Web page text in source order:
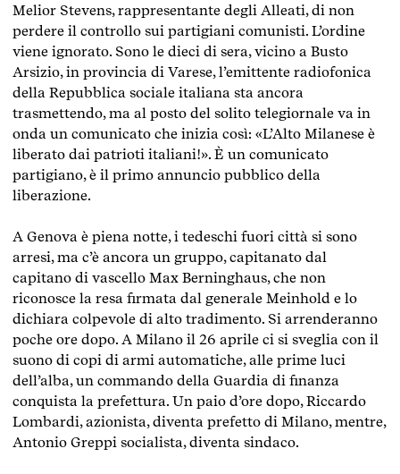
Melior Stevens, rappresentante degli Alleati, di non
perdere il controllo sui partigiani comunisti. L’ordine
viene ignorato. Sono le dieci di sera, vicino a Busto
Arsizio, in provincia di Varese, l’emittente radiofonica
della Repubblica sociale italiana sta ancora
trasmettendo, ma al posto del solito telegiornale va in
onda un comunicato che inizia così: «L’Alto Milanese è
liberato dai patrioti italiani!». È un comunicato
partigiano, è il primo annuncio pubblico della
liberazione.
A Genova è piena notte, i tedeschi fuori città si sono
arresi, ma c’è ancora un gruppo, capitanato dal
capitano di vascello Max Berninghaus, che non
riconosce la resa firmata dal generale Meinhold e lo
dichiara colpevole di alto tradimento. Si arrenderanno
poche ore dopo. A Milano il 26 aprile ci si sveglia con il
suono di copi di armi automatiche, alle prime luci
dell’alba, un commando della Guardia di finanza
conquista la prefettura. Un paio d’ore dopo, Riccardo
Lombardi, azionista, diventa prefetto di Milano, mentre,
Antonio Greppi socialista, diventa sindaco.